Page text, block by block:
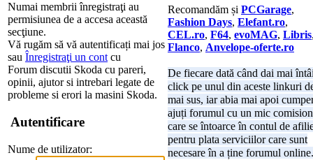
Numai membrii înregistraţi au
permisiunea de a accesa această
secţiune.
Vă rugăm să vă autentificați mai jos
sau Înregistraţi un cont cu
Forum discutii Skoda cu pareri,
opinii, ajutor si intrebari legate de
probleme si erori la masini Skoda.
Autentificare
Nume de utilizator:
Recomandăm și PCGarage,
Fashion Days, Elefant.ro,
CEL.ro, F64, evoMAG, Libris
Flanco, Anvelope-oferte.ro
De fiecare dată când dai mai
click pe unul din aceste linkuri
mai sus, iar abia mai apoi
ajuți forumul cu un mic comision
care se întoarce în contul de
pentru plata serviciilor care sunt
necesare în a ține forumul online.